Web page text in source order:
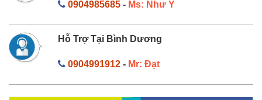
0904985685- Ms: Như Ý
Hỗ Trợ Tại Bình Dương
0904991912- Mr: Đạt